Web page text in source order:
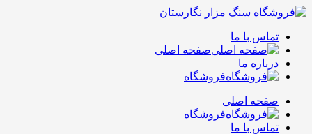
تماس با ما
صفحه اصلی
درباره ما
فروشگاه
صفحه اصلی
فروشگاه
تماس با ما